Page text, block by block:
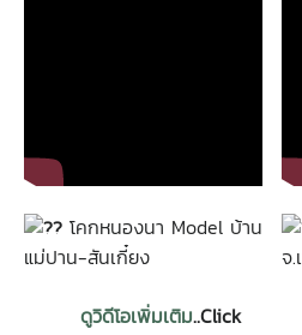
โคกหนองนา Model บ้าน
แม่ปาน-สันเกี๋ยง
จ.
ดูวิดีโอเพิ่มเติม..Click